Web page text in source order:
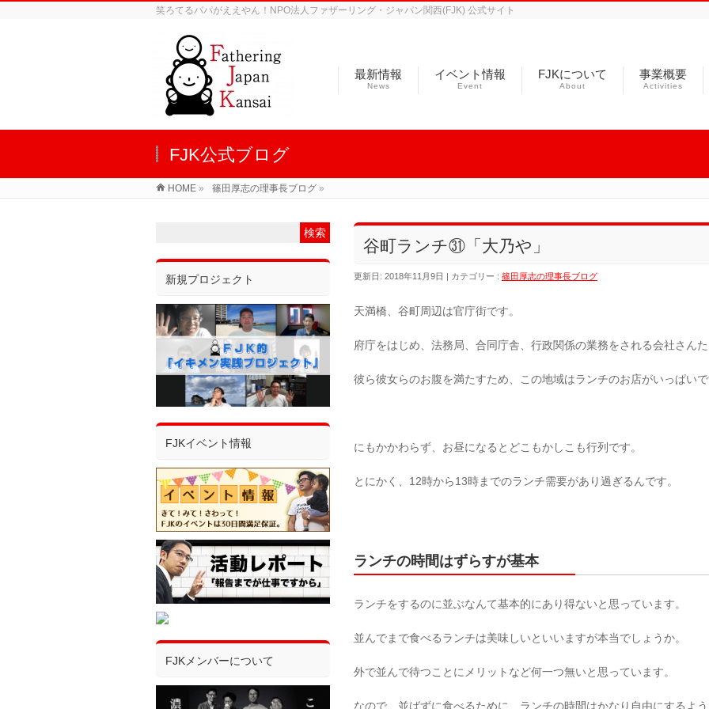
笑ろてるパパがええやん！NPO法人ファザーリング・ジャパン関西(FJK) 公式サイト
最新情報
News
イベント情報
Event
FJKについて
About
事業概要
Activities
FJK公式ブログ
HOME » 篠田厚志の理事長ブログ »
谷町ランチ㉛「大乃や」
更新日: 2018年11月9日 カテゴリー : 篠田厚志の理事長ブログ
天満橋、谷町周辺は官庁街です。
府庁をはじめ、法務局、合同庁舎、行政関係の業務をされる会社さんた
彼ら彼女らのお腹を満たすため、この地域はランチのお店がいっぱいで
にもかかわらず、お昼になるとどこもかしこも行列です。
とにかく、12時から13時までのランチ需要があり過ぎるんです。
ランチの時間はずらすが基本
ランチをするのに並ぶなんて基本的にあり得ないと思っています。
並んでまで食べるランチは美味しいといいますが本当でしょうか。
外で並んで待つことにメリットなど何一つ無いと思っています。
なので、並ばずに食べるために、ランチの時間はかなり自由にするよう
新規プロジェクト
FJKイベント情報
FJKメンバーについて